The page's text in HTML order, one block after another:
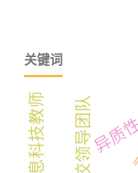
关键词
异质
高校领导团队
信息科技教师